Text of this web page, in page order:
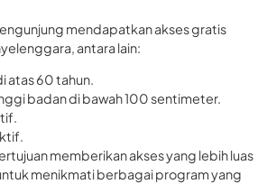
mendapatkan akses gratis
antara lain:
atas 60 tahun.
badan di bawah 100 sentimeter.
memberikan akses yang lebih luas
menikmati berbagai program yang